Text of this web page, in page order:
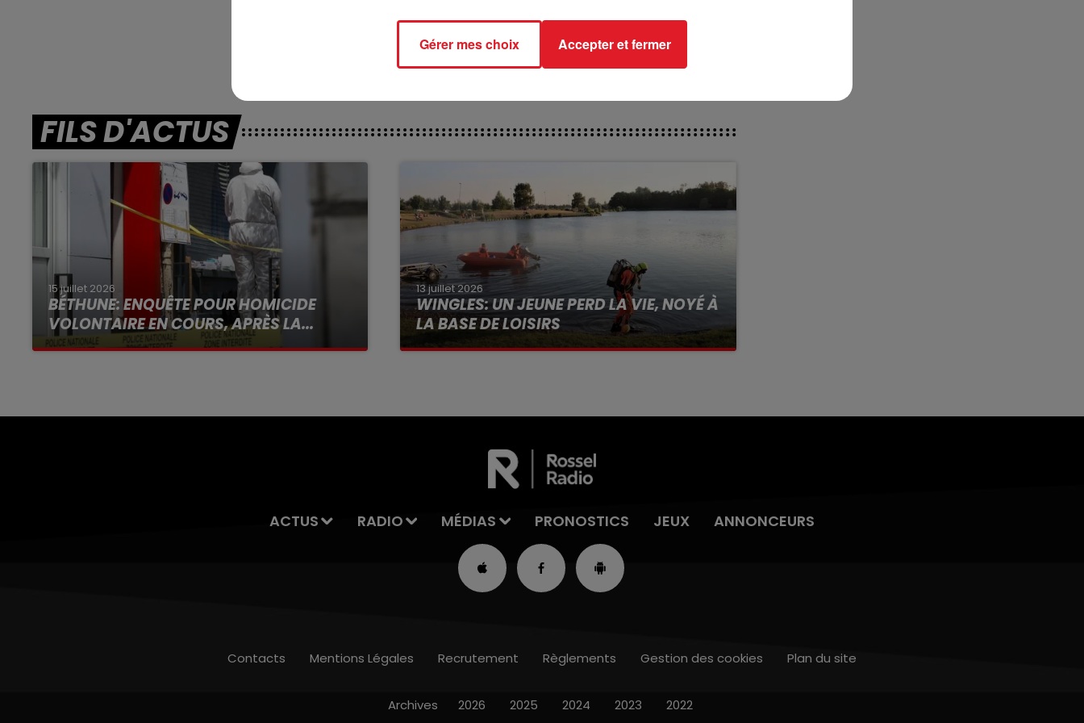
FILS D'ACTUS
15 juillet 2026
BÉTHUNE: ENQUÊTE POUR HOMICIDE
VOLONTAIRE EN COURS, APRÈS LA...
Selon les premiers éléments, le logement
13 juillet 2026
WINGLES: UN JEUNE PERD LA VIE, NOYÉ À
LA BASE DE LOISIRS
La victime a coulé à pic
ACTUS RADIO MÉDIAS PRONOSTICS JEUX ANNONCEURS
Contacts Mentions Légales Recrutement Règlements Gestion des cookies Plan du site
Archives 2026 2025 2024 2023 2022
Gérer mes choix Accepter et fermer